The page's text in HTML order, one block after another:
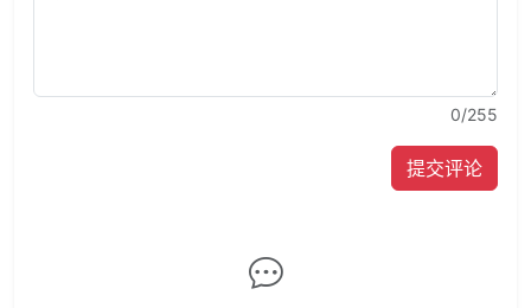
0/255
提交评论